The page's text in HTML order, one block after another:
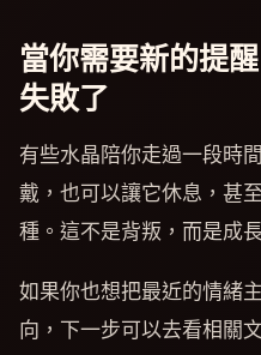
當你需要新的提
失敗了
有些水晶陪你走過一段時
戴，也可以讓它休息，甚
種。這不是背叛，而是成長
如果你也想把最近的情緒
向，下一步可以去看相關